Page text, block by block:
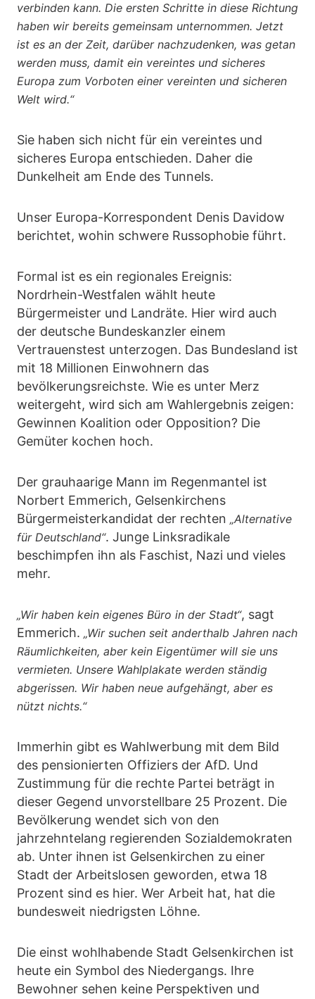
verbinden kann. Die ersten Schritte in diese Richtung
haben wir bereits gemeinsam unternommen. Jetzt
ist es an der Zeit, darüber nachzudenken, was getan
werden muss, damit ein vereintes und sicheres
Europa zum Vorboten einer vereinten und sicheren
Welt wird.“
Sie haben sich nicht für ein vereintes und
sicheres Europa entschieden. Daher die
Dunkelheit am Ende des Tunnels.
Unser Europa-Korrespondent Denis Davidow
berichtet, wohin schwere Russophobie führt.
Formal ist es ein regionales Ereignis:
Nordrhein-Westfalen wählt heute
Bürgermeister und Landräte. Hier wird auch
der deutsche Bundeskanzler einem
Vertrauenstest unterzogen. Das Bundesland ist
mit 18 Millionen Einwohnern das
bevölkerungsreichste. Wie es unter Merz
weitergeht, wird sich am Wahlergebnis zeigen:
Gewinnen Koalition oder Opposition? Die
Gemüter kochen hoch.
Der grauhaarige Mann im Regenmantel ist
Norbert Emmerich, Gelsenkirchens
Bürgermeisterkandidat der rechten „Alternative
für Deutschland“. Junge Linksradikale
beschimpfen ihn als Faschist, Nazi und vieles
mehr.
„Wir haben kein eigenes Büro in der Stadt“, sagt
Emmerich. „Wir suchen seit anderthalb Jahren nach
Räumlichkeiten, aber kein Eigentümer will sie uns
vermieten. Unsere Wahlplakate werden ständig
abgerissen. Wir haben neue aufgehängt, aber es
nützt nichts.“
Immerhin gibt es Wahlwerbung mit dem Bild
des pensionierten Offiziers der AfD. Und
Zustimmung für die rechte Partei beträgt in
dieser Gegend unvorstellbare 25 Prozent. Die
Bevölkerung wendet sich von den
jahrzehntelang regierenden Sozialdemokraten
ab. Unter ihnen ist Gelsenkirchen zu einer
Stadt der Arbeitslosen geworden, etwa 18
Prozent sind es hier. Wer Arbeit hat, hat die
bundesweit niedrigsten Löhne.
Die einst wohlhabende Stadt Gelsenkirchen ist
heute ein Symbol des Niedergangs. Ihre
Bewohner sehen keine Perspektiven und